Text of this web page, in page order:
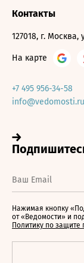
Контакты
127018, г. Москва,
На карте
+7 495 956-34-58
info@vedomosti.ru
Нажимая кнопку
от «Ведомости» и
Политику по